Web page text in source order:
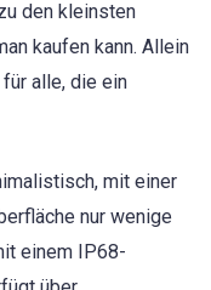
den kleinsten
kaufen kann. Allein
alle, die ein
mit einer
nur wenige
einem IP68-